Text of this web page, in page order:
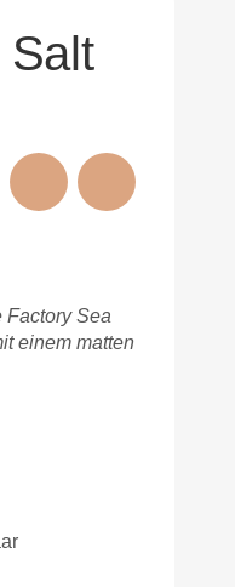
Salt
Factory Sea
einem matten